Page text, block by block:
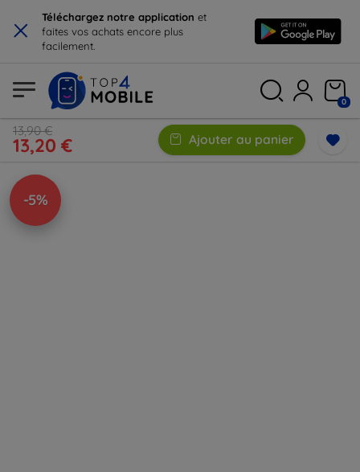
× Téléchargez notre application et
faites vos achats encore plus
facilement.
0
13,90 €
13,20 € Ajouter au panier
-5%